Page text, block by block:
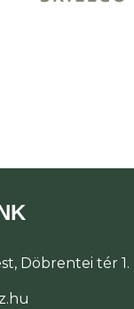
Döbrentei tér 1.